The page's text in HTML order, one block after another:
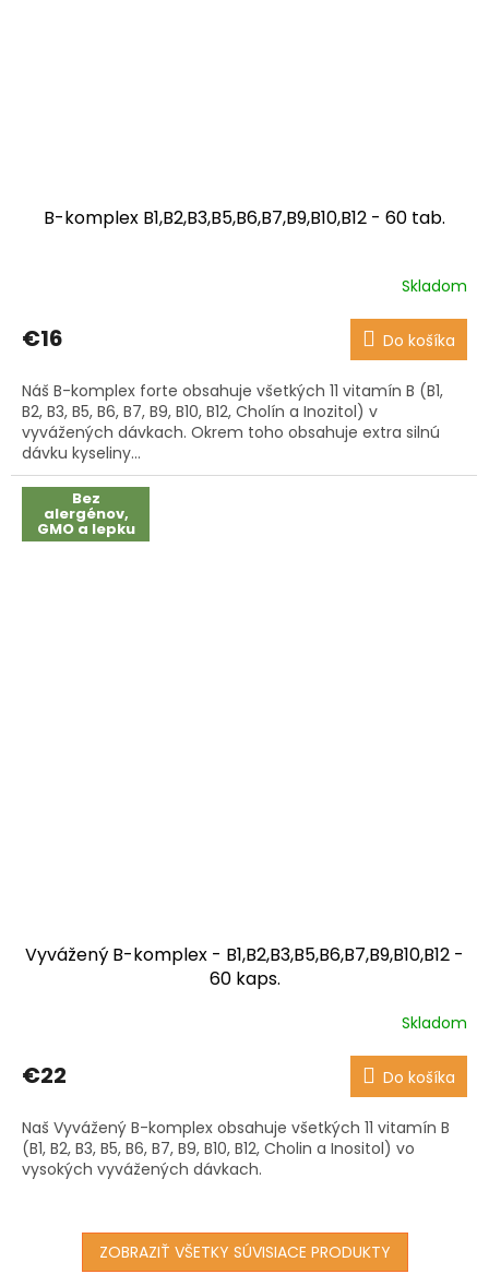
B-komplex B1,B2,B3,B5,B6,B7,B9,B10,B12 - 60 tab.
produktu
je
z
5
hviezdičiek.
Skladom
€16 Do košíka
Náš B-komplex forte obsahuje všetkých 11 vitamín B (B1,
B2, B3, B5, B6, B7, B9, B10, B12, Cholín a Inozitol) v
vyvážených dávkach. Okrem toho obsahuje extra silnú
dávku kyseliny...
Bez
alergénov,
GMO a lepku
Vyvážený B-komplex - B1,B2,B3,B5,B6,B7,B9,B10,B12 -
60 kaps.
produktu
je
z
5
hviezdičiek.
Skladom
€22 Do košíka
Naš Vyvážený B-komplex obsahuje všetkých 11 vitamín B
(B1, B2, B3, B5, B6, B7, B9, B10, B12, Cholin a Inositol) vo
vysokých vyvážených dávkach.
ZOBRAZIŤ VŠETKY SÚVISIACE PRODUKTY